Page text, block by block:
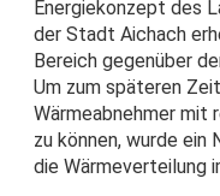
Energiekonzept des
der Stadt Aichach
Bereich gegenüber
Um zum späteren
Wärmeabnehmer mit
zu können, wurde ein
die Wärmeverteilung